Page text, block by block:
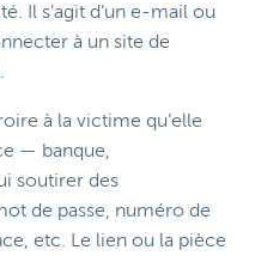
Il s’agit d’un e-mail ou
à un site de
à la victime qu’elle
— banque,
soutirer des
de passe, numéro de
etc. Le lien ou la pièce